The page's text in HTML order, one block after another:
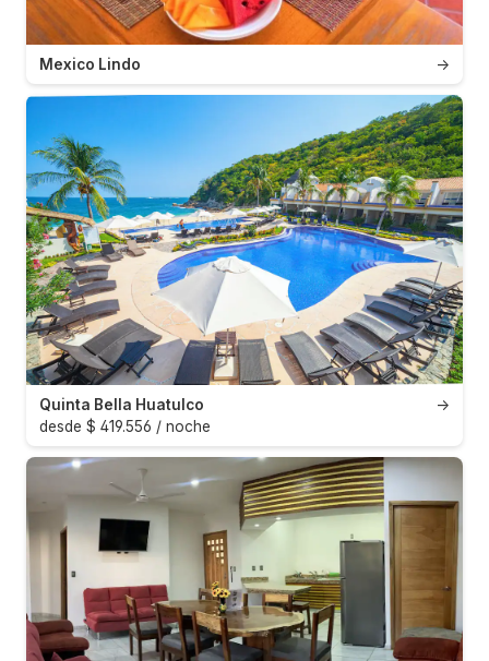
→
Mexico Lindo
→
Quinta Bella Huatulco
desde $ 419.556 / noche